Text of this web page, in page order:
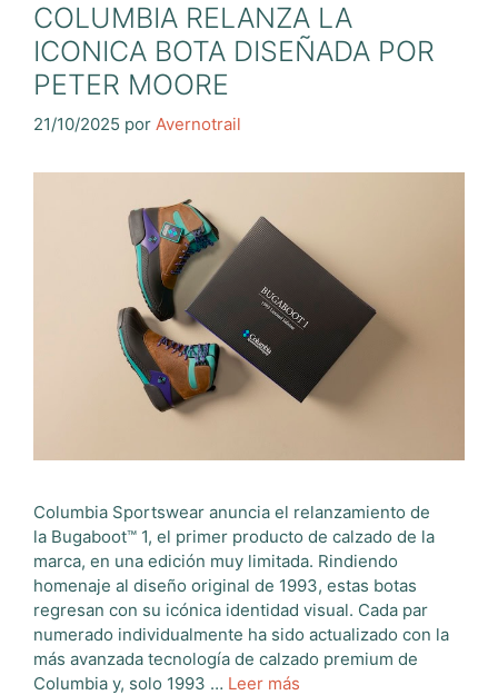
COLUMBIA RELANZA LA
ICONICA BOTA DISEÑADA POR
PETER MOORE
21/10/2025 por Avernotrail
Columbia Sportswear anuncia el relanzamiento de
la Bugaboot™ 1, el primer producto de calzado de la
marca, en una edición muy limitada. Rindiendo
homenaje al diseño original de 1993, estas botas
regresan con su icónica identidad visual. Cada par
numerado individualmente ha sido actualizado con la
más avanzada tecnología de calzado premium de
Columbia y, solo 1993 … Leer más